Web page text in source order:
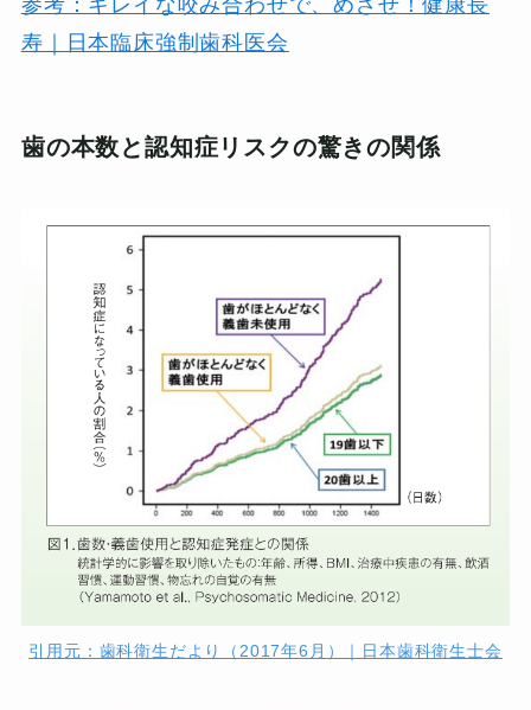
寿｜日本臨床強制歯科医会
歯の本数と認知症リスクの驚きの関係
引用元：歯科衛生だより（2017年6月）｜日本歯科衛生士会